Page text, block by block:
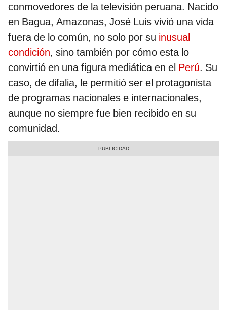
conmovedores de la televisión peruana. Nacido
en Bagua, Amazonas, José Luis vivió una vida
fuera de lo común, no solo por su inusual
condición, sino también por cómo esta lo
convirtió en una figura mediática en el Perú. Su
caso, de difalia, le permitió ser el protagonista
de programas nacionales e internacionales,
aunque no siempre fue bien recibido en su
comunidad.